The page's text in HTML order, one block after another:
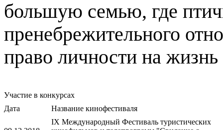
большую семью, где
пренебрежительного
право личности на
Участие в конкурсах
Дата
Название кинофестиваля
IX Международный Фестиваль туристических